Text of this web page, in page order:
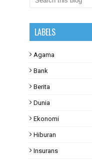
LABELS
Agama
Bank
Berita
Dunia
Ekonomi
Hiburan
Insurans